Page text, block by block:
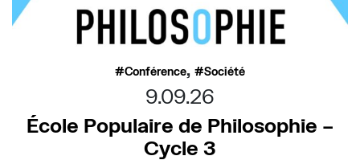
Conférence, Société
9.09.26
École Populaire de Philosophie –
Cycle 3